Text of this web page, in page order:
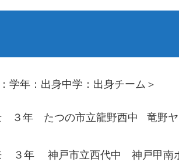
学年：出身中学：出身チーム＞
年 たつの市立龍野西中 竜野ヤ
３年 神戸市立西代中 神戸甲南